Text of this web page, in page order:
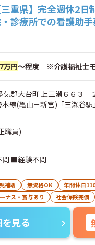
三重県】完全週休2
診療所での看護助手
万円～程度 ※介護福祉士
気郡大台町 上三瀬６６３－
本線(亀山－新宮)「三瀬谷
職員)
■経験不問
補助 無資格OK
年間休日
ナス・賞与あり 社会保険完備
見る